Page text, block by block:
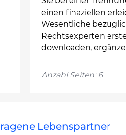
einen finaziellen
Wesentliche
Rechtsexperten
downloaden,
Anzahl Seiten: 6
Lebenspartner